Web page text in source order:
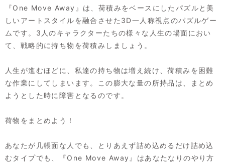
『One Move Away』は、荷積みをベースにしたパズルと美
しいアートスタイルを融合させた3D一人称視点のパズルゲー
ムです。3人のキャラクターたちの様々な人生の場面におい
て、戦略的に持ち物を荷積みしましょう。
人生が進むほどに、私達の持ち物は増え続け、荷積みを困難
な作業にしてしまいます。この膨大な量の所持品は、まとめ
ようとした時に障害となるのです。
荷物をまとめよう！
あなたが几帳面な人でも、とりあえず詰め込めるだけ詰め込
むタイプでも、『One Move Away』はあなたなりのやり方